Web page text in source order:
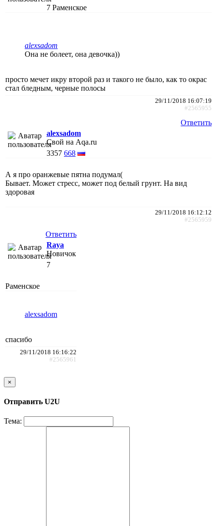
7 Раменское
alexsadom
Она не болеет, она девочка))
просто мечет икру второй раз и такого не было, как то окрас
стал бледным, черные полосы
29/11/2018 16:07:19
#2565955
Ответить
alexsadom
Свой на Aqa.ru
3357 668
А я про оранжевые пятна подумал(
Бывает. Может стресс, может под белый грунт. На вид
здоровая
29/11/2018 16:12:12
#2565959
Ответить
Raya
Новичок
7
Раменское
alexsadom
спасибо
29/11/2018 16:16:22
#2565961
×
Отправить U2U
Тема: